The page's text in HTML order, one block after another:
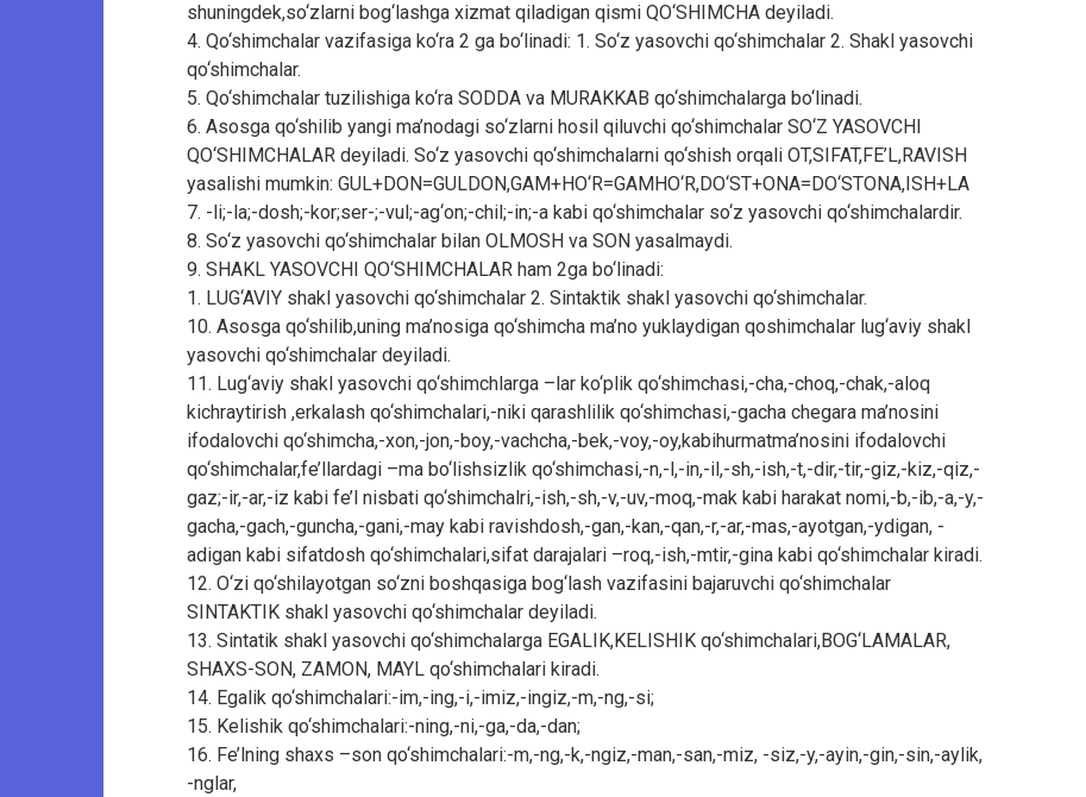
shuningdek,so‘zlarni bog‘lashga xizmat qiladigan qismi QO‘SHIMCHA deyiladi.
4. Qo‘shimchalar vazifasiga ko‘ra 2 ga bo‘linadi: 1. So‘z yasovchi qo‘shimchalar 2. Shakl yasovchi
qo‘shimchalar.
5. Qo‘shimchalar tuzilishiga ko‘ra SODDA va MURAKKAB qo‘shimchalarga bo‘linadi.
6. Asosga qo‘shilib yangi ma’nodagi so‘zlarni hosil qiluvchi qo‘shimchalar SO‘Z YASOVCHI
QO‘SHIMCHALAR deyiladi. So‘z yasovchi qo‘shimchalarni qo‘shish orqali OT,SIFAT,FE’L,RAVISH
yasalishi mumkin: GUL+DON=GULDON,GAM+HO‘R=GAMHO‘R,DO‘ST+ONA=DO‘STONA,ISH+LA
7. -li;-la;-dosh;-kor;ser-;-vul;-ag‘on;-chil;-in;-a kabi qo‘shimchalar so‘z yasovchi qo‘shimchalardir.
8. So‘z yasovchi qo‘shimchalar bilan OLMOSH va SON yasalmaydi.
9. SHAKL YASOVCHI QO‘SHIMCHALAR ham 2ga bo‘linadi:
1. LUG‘AVIY shakl yasovchi qo‘shimchalar 2. Sintaktik shakl yasovchi qo‘shimchalar.
10. Asosga qo‘shilib,uning ma’nosiga qo‘shimcha ma’no yuklaydigan qoshimchalar lug‘aviy shakl
yasovchi qo‘shimchalar deyiladi.
11. Lug‘aviy shakl yasovchi qo‘shimchlarga –lar ko‘plik qo‘shimchasi,-cha,-choq,-chak,-aloq
kichraytirish ,erkalash qo‘shimchalari,-niki qarashlilik qo‘shimchasi,-gacha chegara ma’nosini
ifodalovchi qo‘shimcha,-xon,-jon,-boy,-vachcha,-bek,-voy,-oy,kabihurmatma’nosini ifodalovchi
qo‘shimchalar,fe’llardagi –ma bo‘lishsizlik qo‘shimchasi,-n,-l,-in,-il,-sh,-ish,-t,-dir,-tir,-giz,-kiz,-qiz,-
gaz;-ir,-ar,-iz kabi fe’l nisbati qo‘shimchalri,-ish,-sh,-v,-uv,-moq,-mak kabi harakat nomi,-b,-ib,-a,-y,-
gacha,-gach,-guncha,-gani,-may kabi ravishdosh,-gan,-kan,-qan,-r,-ar,-mas,-ayotgan,-ydigan, -
adigan kabi sifatdosh qo‘shimchalari,sifat darajalari –roq,-ish,-mtir,-gina kabi qo‘shimchalar kiradi.
12. O‘zi qo‘shilayotgan so‘zni boshqasiga bog‘lash vazifasini bajaruvchi qo‘shimchalar
SINTAKTIK shakl yasovchi qo‘shimchalar deyiladi.
13. Sintatik shakl yasovchi qo‘shimchalarga EGALIK,KELISHIK qo‘shimchalari,BOG‘LAMALAR,
SHAXS-SON, ZAMON, MAYL qo‘shimchalari kiradi.
14. Egalik qo‘shimchalari:-im,-ing,-i,-imiz,-ingiz,-m,-ng,-si;
15. Kelishik qo‘shimchalari:-ning,-ni,-ga,-da,-dan;
16. Fe’lning shaxs –son qo‘shimchalari:-m,-ng,-k,-ngiz,-man,-san,-miz, -siz,-y,-ayin,-gin,-sin,-aylik,
-nglar,